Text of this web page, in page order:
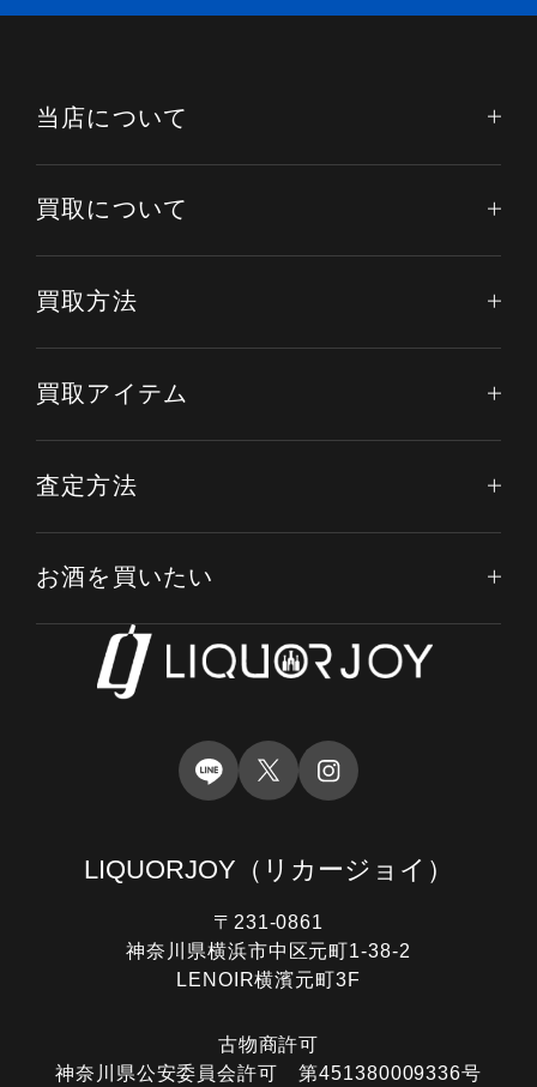
LIQUORJOY （リカージョイ）
〒231-0861
神奈川県横浜市中区元町1-38-2
LENOIR横濱元町3F
古物商許可
神奈川県公安委員会許可 第451380009336号
当店について
買取について
買取方法
買取アイテム
査定方法
お酒を買いたい